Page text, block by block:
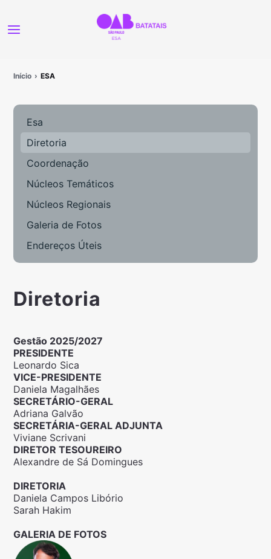
Início ESA
Esa
Diretoria
Coordenação
Núcleos Temáticos
Núcleos Regionais
Galeria de Fotos
Endereços Úteis
Diretoria
Gestão 2025/2027
PRESIDENTE
Leonardo Sica
VICE-PRESIDENTE
Daniela Magalhães
SECRETÁRIO-GERAL
Adriana Galvão
SECRETÁRIA-GERAL ADJUNTA
Viviane Scrivani
DIRETOR TESOUREIRO
Alexandre de Sá Domingues
DIRETORIA
Daniela Campos Libório
Sarah Hakim
GALERIA DE FOTOS